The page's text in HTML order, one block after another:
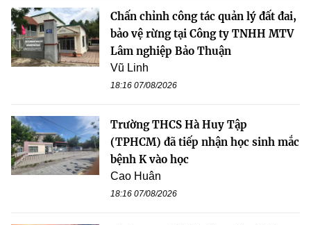
Chấn chỉnh công tác quản lý đất đai,
bảo vệ rừng tại Công ty TNHH MTV
Lâm nghiệp Bảo Thuận
Vũ Linh
18:16 07/08/2026
Trường THCS Hà Huy Tập
(TPHCM) đã tiếp nhận học sinh mắc
bệnh K vào học
Cao Huân
18:16 07/08/2026